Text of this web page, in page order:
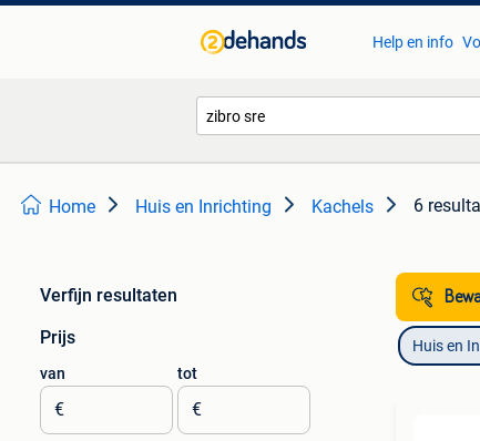
Help en info
Home Huis en Inrichting Kachels 6
Verfijn resultaten
Prijs
van
€
tot
€
Huis en